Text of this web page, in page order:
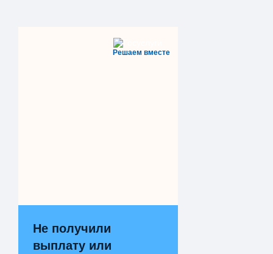
Решаем вместе
Не получили
выплату или